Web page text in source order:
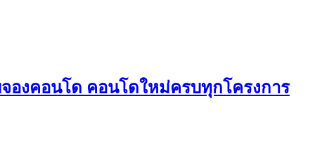
องคอนโด คอนโดใหม่ครบทุกโครงการ